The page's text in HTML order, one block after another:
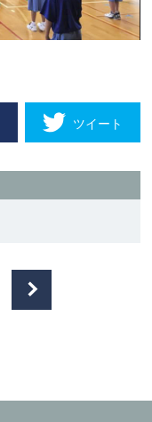
ツイート